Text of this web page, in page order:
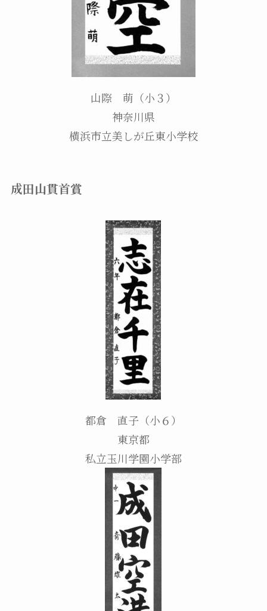
山際 萌（小３）
神奈川県
横浜市立美しが丘東小学校
成田山貫首賞
都倉 直子（小６）
東京都
私立玉川学園小学部